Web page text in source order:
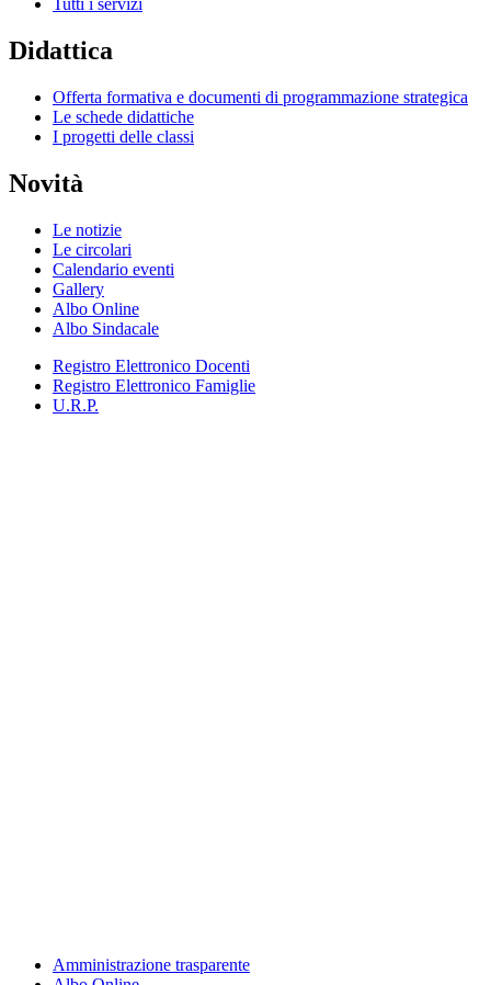
Tutti i servizi
Didattica
Offerta formativa e documenti di programmazione strategica
Le schede didattiche
I progetti delle classi
Novità
Le notizie
Le circolari
Calendario eventi
Gallery
Albo Online
Albo Sindacale
Registro Elettronico Docenti
Registro Elettronico Famiglie
U.R.P.
Amministrazione trasparente